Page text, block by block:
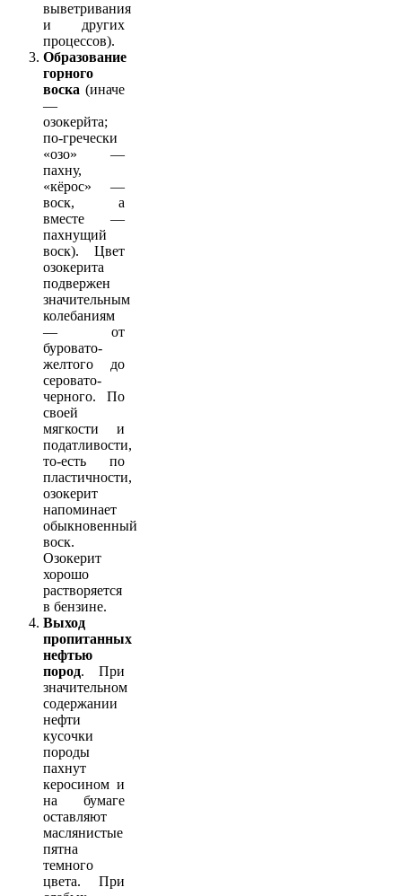
выветривания
и других
процессов).
Образование
горного
воска (иначе
—
озокерйта;
по-гречески
«озо» —
пахну,
«кёрос» —
воск, а
вместе —
пахнущий
воск). Цвет
озокерита
подвержен
значительным
колебаниям
— от
буровато-
желтого до
серовато-
черного. По
своей
мягкости и
податливости,
то-есть по
пластичности,
озокерит
напоминает
обыкновенный
воск.
Озокерит
хорошо
растворяется
в бензине.
Выход
пропитанных
нефтью
пород. При
значительном
содержании
нефти
кусочки
породы
пахнут
керосином и
на бумаге
оставляют
маслянистые
пятна
темного
цвета. При